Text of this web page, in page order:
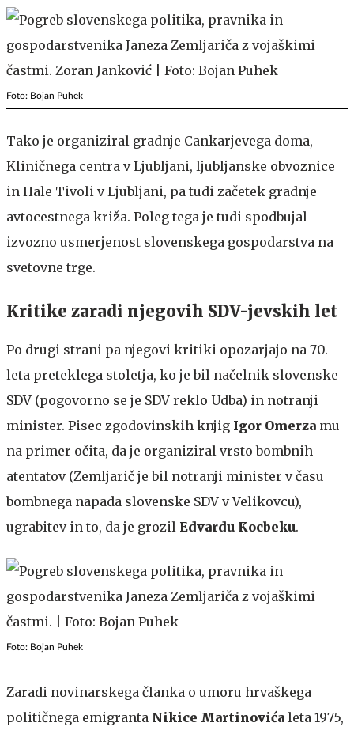
Foto: Bojan Puhek
Tako je organiziral gradnje Cankarjevega doma,
Kliničnega centra v Ljubljani, ljubljanske obvoznice
in Hale Tivoli v Ljubljani, pa tudi začetek gradnje
avtocestnega križa. Poleg tega je tudi spodbujal
izvozno usmerjenost slovenskega gospodarstva na
svetovne trge.
Kritike zaradi njegovih SDV-jevskih let
Po drugi strani pa njegovi kritiki opozarjajo na 70.
leta preteklega stoletja, ko je bil načelnik slovenske
SDV (pogovorno se je SDV reklo Udba) in notranji
minister. Pisec zgodovinskih knjig Igor Omerza mu
na primer očita, da je organiziral vrsto bombnih
atentatov (Zemljarič je bil notranji minister v času
bombnega napada slovenske SDV v Velikovcu),
ugrabitev in to, da je grozil Edvardu Kocbeku.
Foto: Bojan Puhek
Zaradi novinarskega članka o umoru hrvaškega
političnega emigranta Nikice Martinovića leta 1975,